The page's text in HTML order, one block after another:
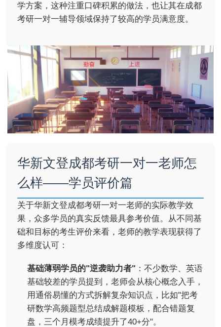
学方案，这种注重口碑积累的做法，也让其在成都
考研一对一辅导领域保持了较高的学员满意度。
华新文登成都考研一对一老师怎
么样——学员评价篇
关于华新文登成都考研一对一老师的实际教学效
果，众多学员的真实反馈最具参考价值。从不同基
础和目标的考生评价来看，老师的教学表现获得了
多维度认可：
基础薄弱学员的"逆袭助力者" ：不少数学、英语
基础较差的学员提到，老师会从核心概念入手，
用通俗易懂的方式拆解复杂知识点，比如"把考
研数学高频题型总结成解题模板，配合错题复
盘，三个月模考成绩提升了40+分"。